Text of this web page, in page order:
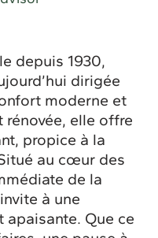
depuis 1930,
dirigée
moderne et
rénovée, elle offre
propice à la
au cœur des
de la
à une
apaisante. Que ce